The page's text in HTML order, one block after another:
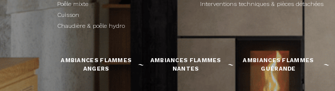
Poêle mixte
Cuisson
Chaudière & poêle hydro
Interventions techniques & pièces détachées
AMBIANCES FLAMMES
ANGERS
AMBIANCES FLAMMES
NANTES
AMBIANCES FLAMMES
GUÉRANDE